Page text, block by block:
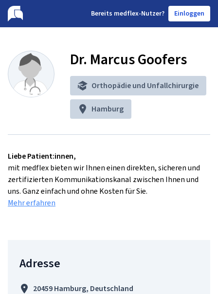
Bereits medflex-Nutzer? Einloggen
Dr. Marcus Goofers
Orthopädie und Unfallchirurgie
Hamburg
Liebe Patient:innen,
mit medflex bieten wir Ihnen einen direkten, sicheren und
zertifizierten Kommunikationskanal zwischen Ihnen und
uns. Ganz einfach und ohne Kosten für Sie.
Mehr erfahren
Adresse
20459 Hamburg, Deutschland